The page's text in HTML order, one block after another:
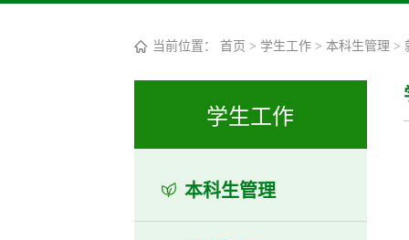
当前位置： 首页 > 学生工作> 本科生管理 >
学生工作
本科生管理